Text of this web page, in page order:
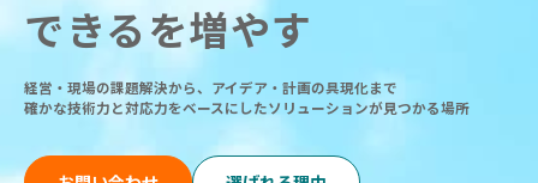
できるを増やす
経営・現場の課題解決から、アイデア・計画の具現化まで
確かな技術力と対応力をベースにしたソリューションが見つかる場所